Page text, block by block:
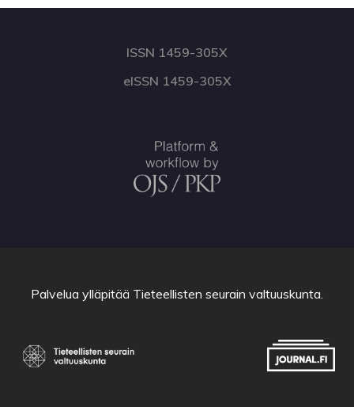
ISSN 1459-305X
eISSN 1459-305X
Palvelua ylläpitää Tieteellisten seurain valtuuskunta.